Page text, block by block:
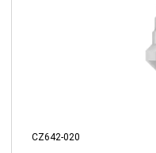
CZ642-020